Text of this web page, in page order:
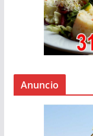
Anuncio